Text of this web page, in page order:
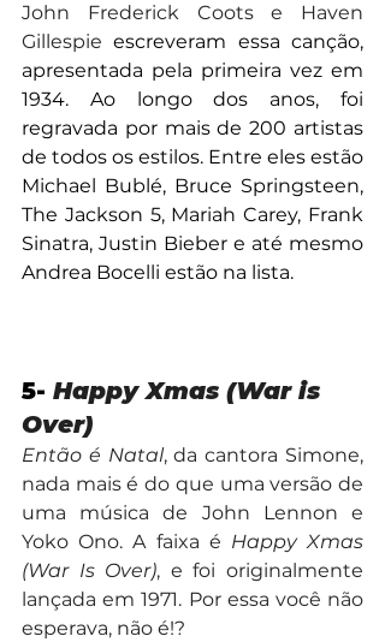
John Frederick Coots e Haven
Gillespie escreveram essa canção,
apresentada pela primeira vez em
1934. Ao longo dos anos, foi
regravada por mais de 200 artistas
de todos os estilos. Entre eles estão
Michael Bublé, Bruce Springsteen,
The Jackson 5, Mariah Carey, Frank
Sinatra, Justin Bieber e até mesmo
Andrea Bocelli estão na lista.
5- Happy Xmas (War is
Over)
Então é Natal, da cantora Simone,
nada mais é do que uma versão de
uma música de John Lennon e
Yoko Ono. A faixa é Happy Xmas
(War Is Over), e foi originalmente
lançada em 1971. Por essa você não
esperava, não é!?